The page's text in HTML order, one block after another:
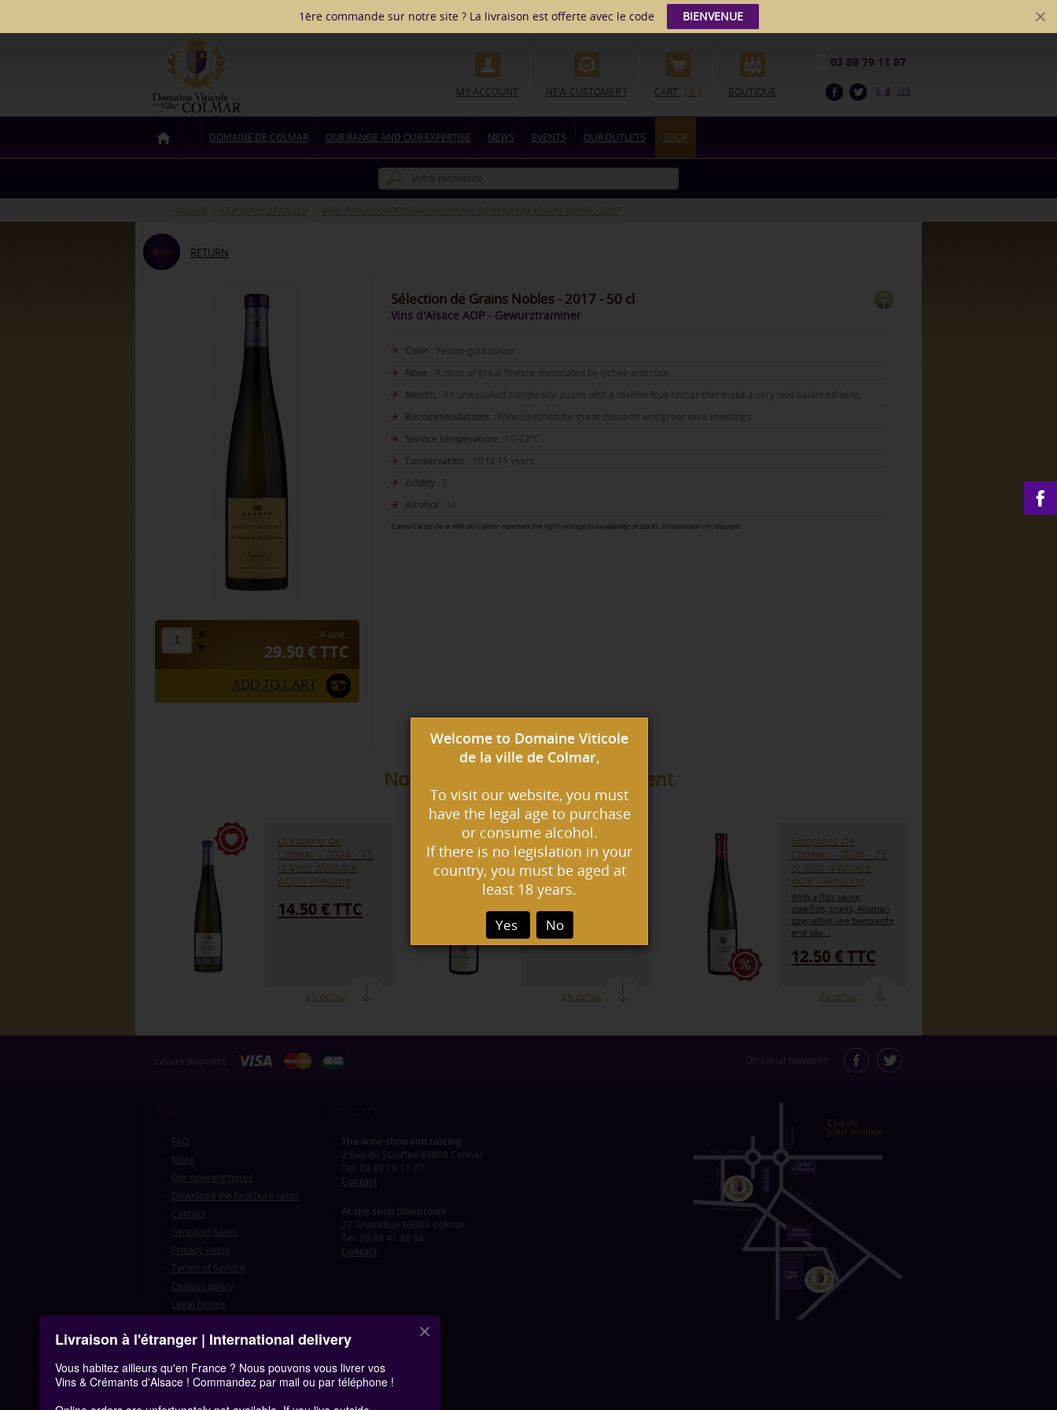
MY ACCOUNT NEW CUSTOMER ? CART [ 0 ] BOUTIQUE
03 89 79 11 87
DOMAINE DE COLMAR OUR RANGE AND OUR EXPERTISE NEWS EVENTS OUR OUTLETS SHOP
Accueil Our wines of Alsace Vins d'Alsace AOP Gewurztraminer Sélection de Grains Nobles 2017
RETURN
A unit :
29.50 € TTC
ADD TO CART
Sélection de Grains Nobles - 2017 - 50 cl
Vins d'Alsace AOP - Gewurztraminer
Color : Yellow-gold colour
Nose : A nose of great finesse dominated by lychee and rose
Mouth : An unequalled complexity, suave with a mellow fruit nectar that make a very well balanced wine.
Recommendations : Wine destined for great desserts and great wine meetings.
Service temperature : 10-12°C
Conservation : 10 to 15 years.
Acidity : 0
Alcohol : 14
Caves Carod de la Ville de Colmar reserves the right vintage to availability of stocks. Information on request.
Nous vous proposons également
Domaine de
Colmar - 2024 - 75
cl Vins d'Alsace
AOP - Riesling
14.50 € TTC
EN DETAIL
Clos Saint-Jacques
- 2023 - 75 cl Vins
d'Alsace AOP -
11.00 € TTC
EN DETAIL
Hospices de
Colmar - 2024 - 75
cl Vins d'Alsace
AOP - Riesling
With a fish sauce,
crawfish, snails, Alsatian
specialties like baeckeofe
and sau...
12.50 € TTC
EN DETAIL
secure payment On social networks
FAQ
More
Our opening hours
Download the brochure rates
Contact
Terms of Sales
Privacy Policy
Terms of Service
Cookies policy
Legal Notice
Cookie management
The wine shop and tasting
2 Rue du Stauffen 68000 Colmar
Tél. 03 89 79 11 87
Contact
At the shop Downtown
27 Grand’Rue 68000 Colmar
Tél. 03 89 41 88 96
Contact
Welcome to Domaine Viticole
de la ville de Colmar,
To visit our website, you must
have the legal age to purchase
or consume alcohol.
If there is no legislation in your
country, you must be aged at
least 18 years.
Yes No
Livraison à l'étranger | International delivery
Vous habitez ailleurs qu'en France ? Nous pouvons vous livrer vos
Vins & Crémants d'Alsace ! Commandez par mail ou par téléphone !
1ère commande sur notre site ? La livraison est offerte avec le code BIENVENUE